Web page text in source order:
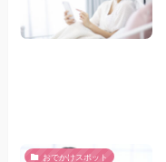
おでかけスポット